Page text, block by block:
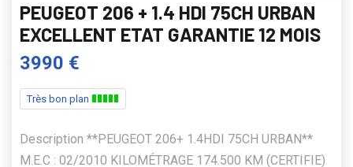
PEUGEOT 206 + 1.4 HDI 75CH URBAN
EXCELLENT ETAT GARANTIE 12 MOIS
3990 €
Très bon plan
Description **PEUGEOT 206+ 1.4HDI 75CH URBAN**
M.E.C : 02/2010 KILOMÉTRAGE 174.500 KM (CERTIFIE)